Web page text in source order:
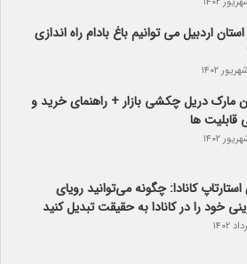
استان اردبیل می توانیم باغ بادام راه اندازی
مارک دریل چکشی بازار + راهنمای خرید و
قابلیت ها
استارتاپ کانادا: چگونه می‌توانید رویای
خود را در کانادا به حقیقت تبدیل کنید